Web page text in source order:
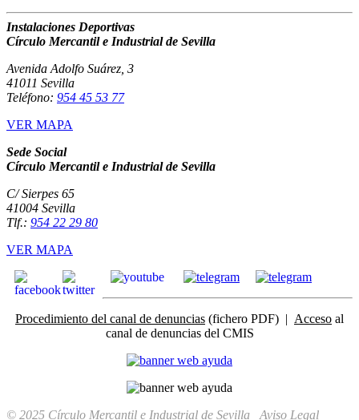
Instalaciones Deportivas
Círculo Mercantil e Industrial de Sevilla
Avenida Adolfo Suárez, 3
41011 Sevilla
Teléfono: 954 45 53 77
VER MAPA
Sede Social
Círculo Mercantil e Industrial de Sevilla
C/ Sierpes 65
41004 Sevilla
Tlf.: 954 22 29 80
VER MAPA
Procedimiento del canal de denuncias (fichero PDF) | Acceso al
canal de denuncias del CMIS
© 2025 Círculo Mercantil e Industrial de Sevilla Aviso Legal